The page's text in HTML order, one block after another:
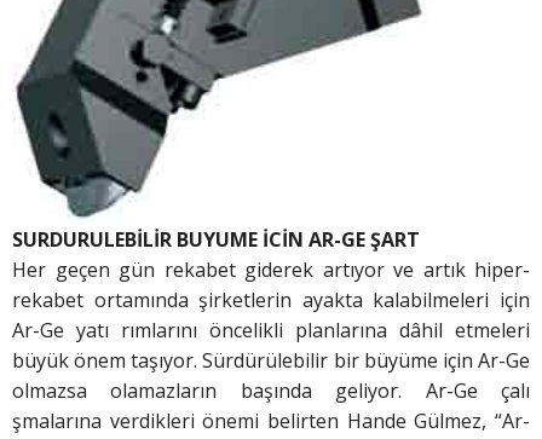
SURDURULEBİLİR BUYUME İCİN AR-GE ŞART
Her geçen gün rekabet giderek artıyor ve artık hiper-
rekabet ortamında şirketlerin ayakta kalabilmeleri için
Ar-Ge yatı rımlarını öncelikli planlarına dâhil etmeleri
büyük önem taşıyor. Sürdürülebilir bir büyüme için Ar-Ge
olmazsa olamazların başında geliyor. Ar-Ge çalı
şmalarına verdikleri önemi belirten Hande Gülmez, “Ar-